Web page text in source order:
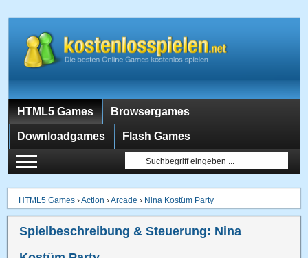
HTML5 Games Browsergames
Downloadgames Flash Games
HTML5 Games ›Action ›Arcade › Nina Kostüm Party
Spielbeschreibung & Steuerung: Nina